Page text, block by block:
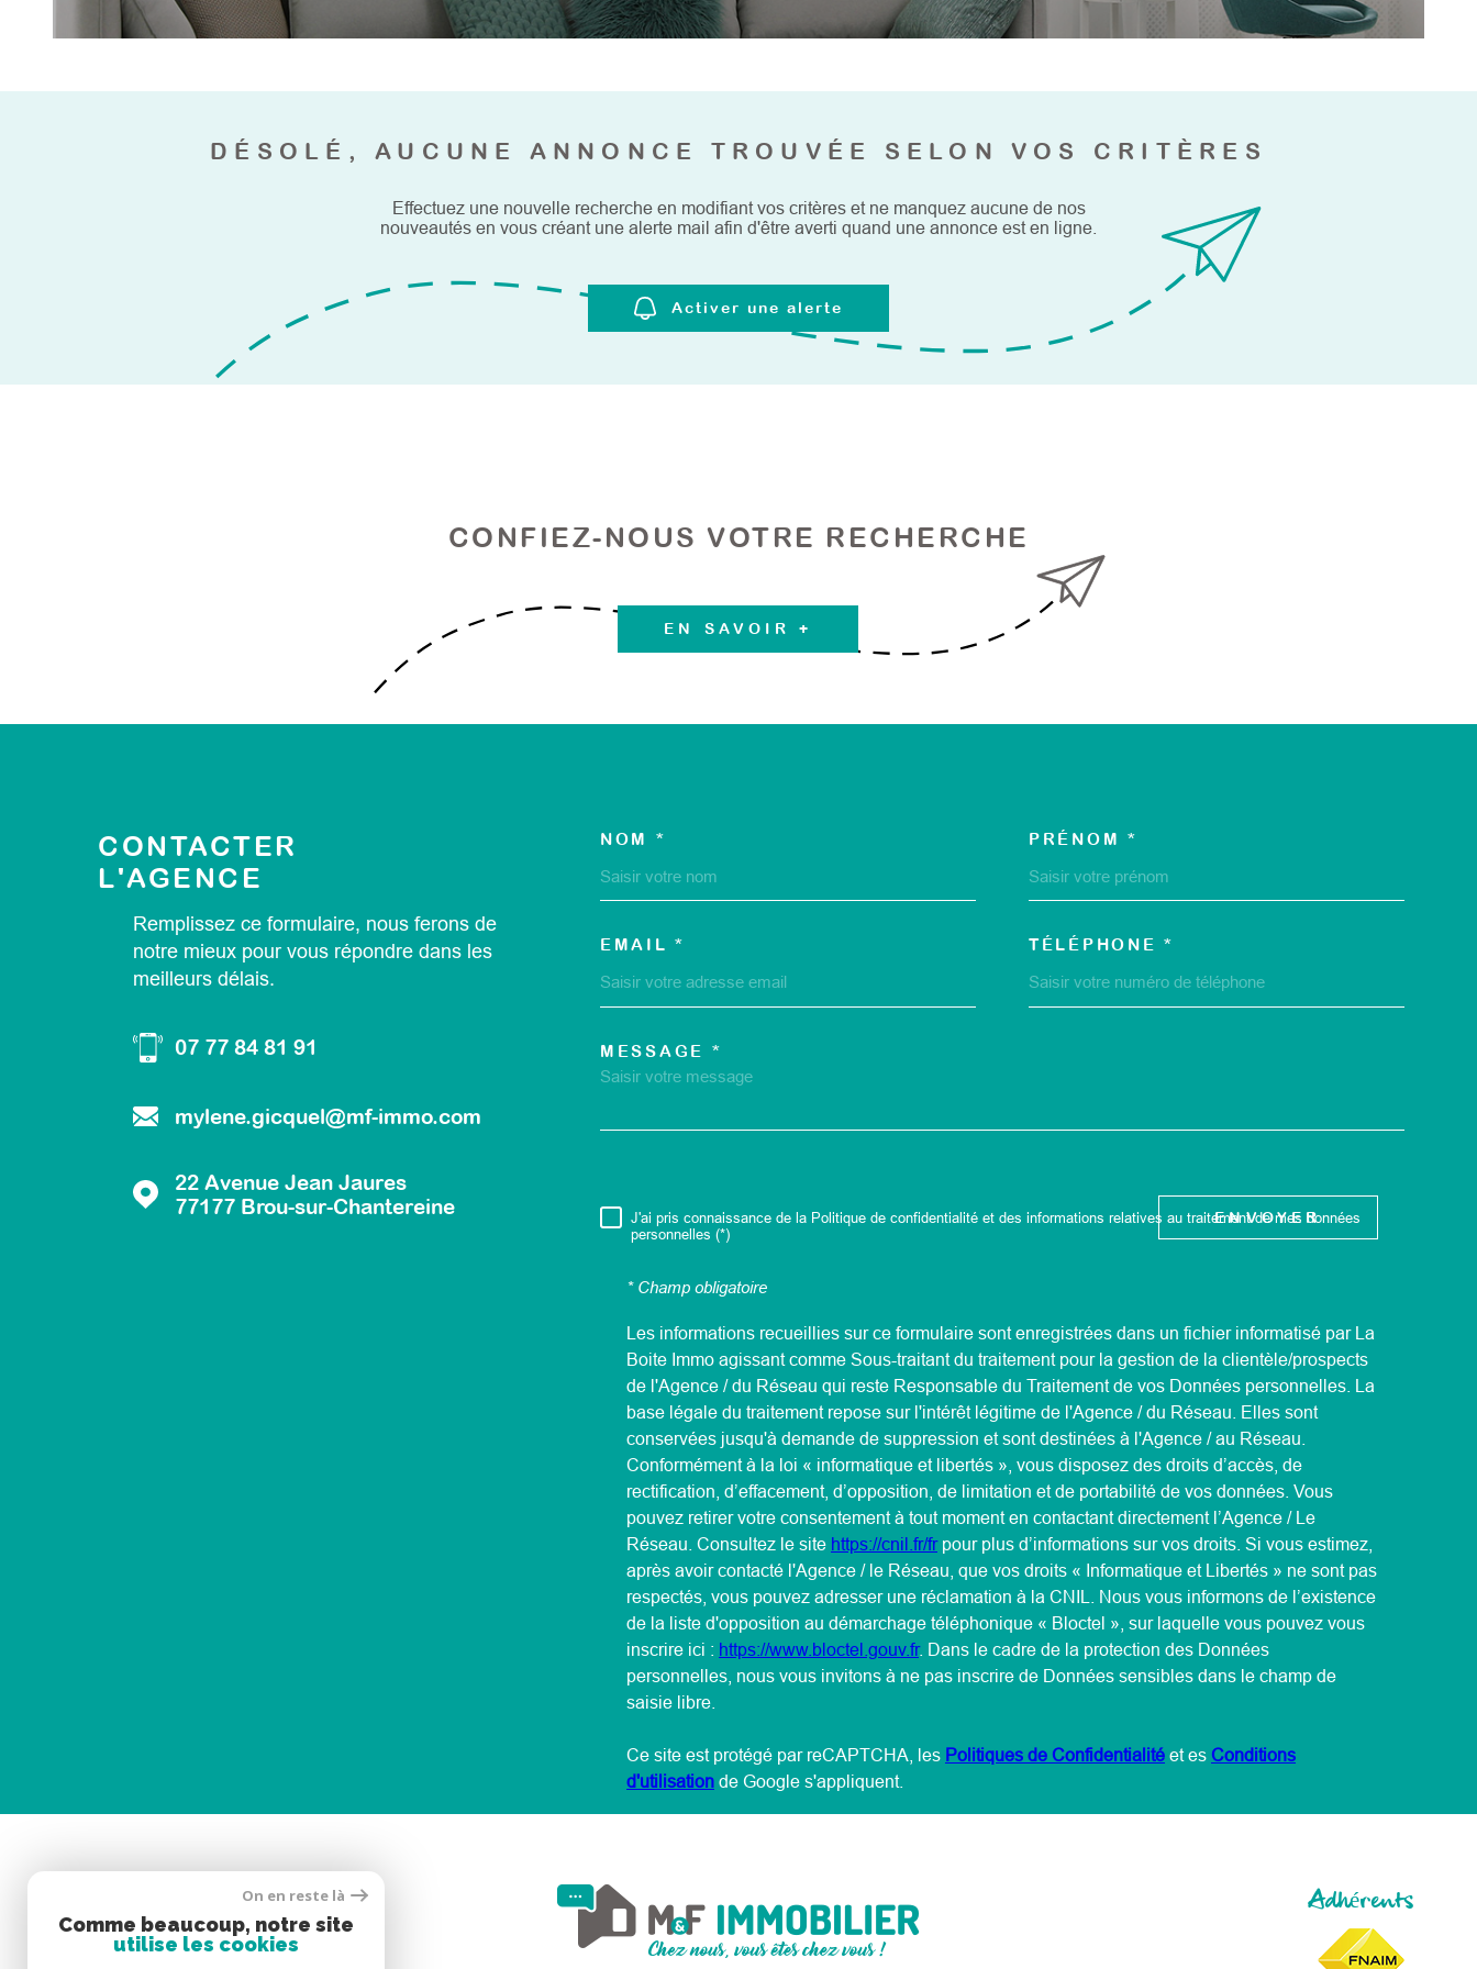
DÉSOLÉ, AUCUNE ANNONCE TROUVÉE SELON VOS CRITÈRES
Effectuez une nouvelle recherche en modifiant vos critères et ne manquez aucune de nos
nouveautés en vous créant une alerte mail afin d'être averti quand une annonce est en ligne.
Activer une alerte
CONFIEZ-NOUS VOTRE RECHERCHE
EN SAVOIR +
CONTACTER
L'AGENCE
Remplissez ce formulaire, nous ferons de
notre mieux pour vous répondre dans les
meilleurs délais.
07 77 84 81 91
mylene.gicquel@mf-immo.com
22 Avenue Jean Jaures
77177
Brou-sur-Chantereine
TRAD_MELTEM_VOSCOORDONNEES
NOM * PRÉNOM *
EMAIL * TÉLÉPHONE *
TRAD_MELTEM_VOREDEMANDE
MESSAGE *
RÈGLEMENTATION
J'ai pris connaissance de la Politique de confidentialité et des informations relatives au traitement de mes données
personnelles (*)
* Champ obligatoire
ENVOYER
Les informations recueillies sur ce formulaire sont enregistrées dans un fichier informatisé par La
Boite Immo agissant comme Sous-traitant du traitement pour la gestion de la clientèle/prospects
de l'Agence / du Réseau qui reste Responsable du Traitement de vos Données personnelles. La
base légale du traitement repose sur l'intérêt légitime de l'Agence / du Réseau. Elles sont
conservées jusqu'à demande de suppression et sont destinées à l'Agence / au Réseau.
Conformément à la loi « informatique et libertés », vous disposez des droits d’accès, de
rectification, d’effacement, d’opposition, de limitation et de portabilité de vos données. Vous
pouvez retirer votre consentement à tout moment en contactant directement l’Agence / Le
Réseau. Consultez le site https://cnil.fr/frpour plus d’informations sur vos droits. Si vous estimez,
après avoir contacté l'Agence / le Réseau, que vos droits « Informatique et Libertés » ne sont pas
respectés, vous pouvez adresser une réclamation à la CNIL. Nous vous informons de l’existence
de la liste d'opposition au démarchage téléphonique « Bloctel », sur laquelle vous pouvez vous
inscrire ici : https://www.bloctel.gouv.fr. Dans le cadre de la protection des Données
personnelles, nous vous invitons à ne pas inscrire de Données sensibles dans le champ de
saisie libre.
Ce site est protégé par reCAPTCHA, les Politiques de Confidentialité et es Conditions
d'utilisation de Google s'appliquent.
Se connecter Adhérents
On en reste là
Comme beaucoup, notre site
utilise les cookies